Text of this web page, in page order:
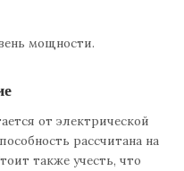
мощности.
от электрической
рассчитана на
также учесть, что